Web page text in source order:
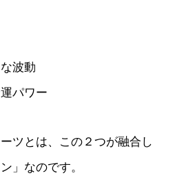
波動
パワー
ツとは、この２つが融合し
」なのです。